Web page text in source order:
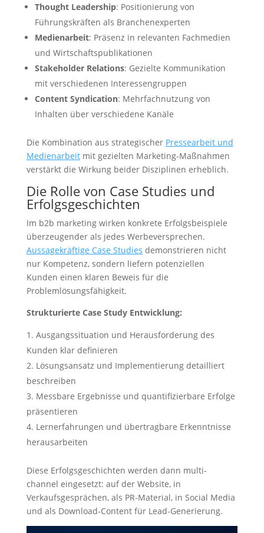
Thought Leadership: Positionierung von
Führungskräften als Branchenexperten
Medienarbeit: Präsenz in relevanten Fachmedien
und Wirtschaftspublikationen
Stakeholder Relations: Gezielte Kommunikation
mit verschiedenen Interessengruppen
Content Syndication: Mehrfachnutzung von
Inhalten über verschiedene Kanäle
Die Kombination aus strategischer Pressearbeit und
Medienarbeitmit gezielten Marketing-Maßnahmen
verstärkt die Wirkung beider Disziplinen erheblich.
Die Rolle von Case Studies und
Erfolgsgeschichten
Im b2b marketing wirken konkrete Erfolgsbeispiele
überzeugender als jedes Werbeversprechen.
Aussagekräftige Case Studies demonstrieren nicht
nur Kompetenz, sondern liefern potenziellen
Kunden einen klaren Beweis für die
Problemlösungsfähigkeit.
Strukturierte Case Study Entwicklung:
Ausgangssituation und Herausforderung des
Kunden klar definieren
Lösungsansatz und Implementierung detailliert
beschreiben
Messbare Ergebnisse und quantifizierbare Erfolge
präsentieren
Lernerfahrungen und übertragbare Erkenntnisse
herausarbeiten
Diese Erfolgsgeschichten werden dann multi-
channel eingesetzt: auf der Website, in
Verkaufsgesprächen, als PR-Material, in Social Media
und als Download-Content für Lead-Generierung.